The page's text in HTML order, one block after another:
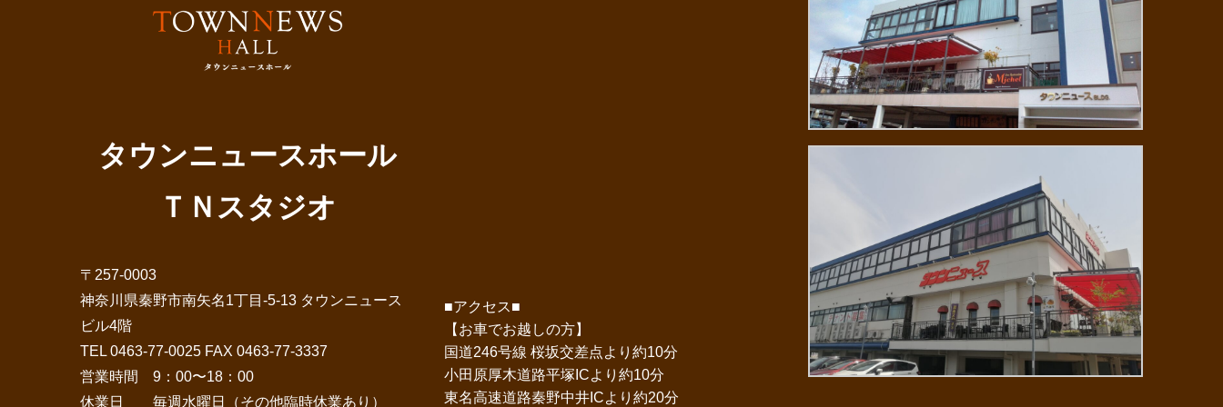
タウンニュースホール
ＴＮスタジオ
〒257-0003
神奈川県秦野市南矢名1丁目-5-13 タウンニュース
ビル4階
TEL 0463-77-0025 FAX 0463-77-3337
営業時間 9：00〜18：00
休業日 毎週水曜日（その他臨時休業あり）
■アクセス■
【お車でお越しの方】
国道246号線 桜坂交差点より約10分
小田原厚木道路平塚ICより約10分
東名高速道路秦野中井ICより約20分